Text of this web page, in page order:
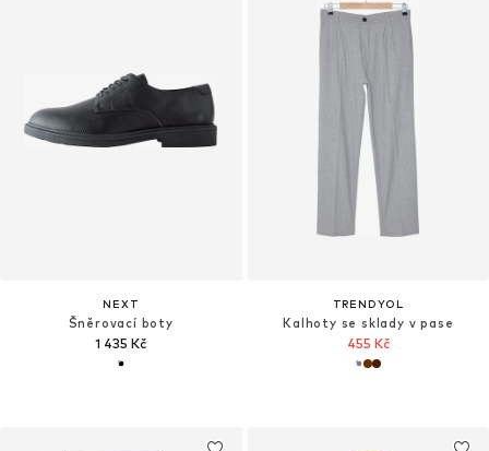
NEXT
Šněrovací boty
1 435 Kč
TRENDYOL
Kalhoty se sklady v pase
455 Kč